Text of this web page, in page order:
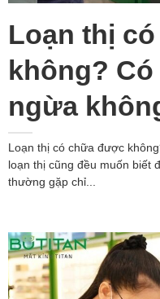
Loạn thị
không?
ngừa
Loạn thị có chữa được
loạn thị cũng đều muốn biết
thường gặp chỉ...